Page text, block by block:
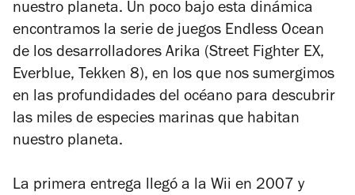
nuestro planeta. Un poco bajo esta dinámica
encontramos la serie de juegos Endless Ocean
de los desarrolladores Arika (Street Fighter EX,
Everblue, Tekken 8), en los que nos sumergimos
en las profundidades del océano para descubrir
las miles de especies marinas que habitan
nuestro planeta.
La primera entrega llegó a la Wii en 2007 y